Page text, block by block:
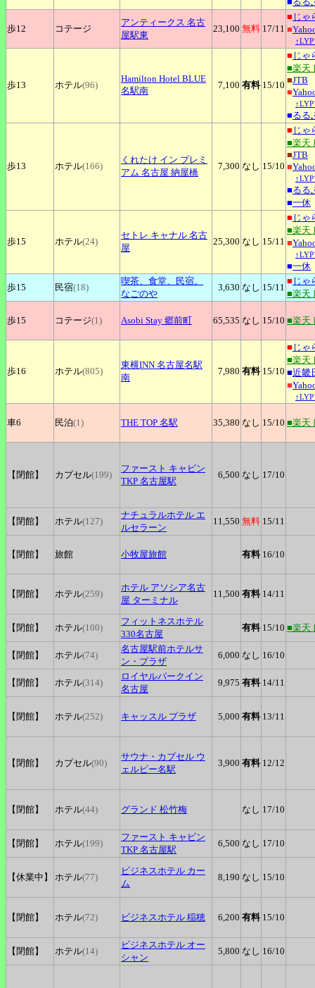
歩12 コテージ
アンティークス 名古
屋駅東
23,100 無料 17/11
■ じゃ
■
歩13 ホテル(96)
Hamilton Hotel BLUE
名駅南
7,100 有料 15/10
■ じゃ
■楽天
■JTB
■
■るる
歩13 ホテル(166)
くれたけ イン プレミ
アム 名古屋 納屋橋
7,300 なし 15/10
■ じゃ
■楽天
■JTB
■
■るる
■一休
歩15 ホテル(24)
セトレ キャナル 名古
屋
25,300 なし 15/11
■ じゃ
■楽天
■
■一休
歩15
民宿(18)
喫茶、食堂、民宿。
なごのや
3,630 なし 15/11
■ じゃ
■楽天
歩15 コテージ(1) Asobi Stay 郷前町 65,535 なし 15/10 ■楽天
歩16 ホテル(805)
東横INN 名古屋名駅
南
7,980 有料 15/10
■ じゃ
■楽天
■近畿
■
車6 民泊(1) THE TOP 名駅 35,380 なし 15/10 ■楽天
【閉館】 カプセル(199)
ファースト キャビン
TKP 名古屋駅
6,500 なし 17/10
【閉館】 ホテル(127)
ナチュラルホテル エ
ルセラーン
11,550 無料 15/11
【閉館】 旅館 小牧屋旅館 有料 16/10
【閉館】 ホテル(259)
ホテル アソシア名古
屋 ターミナル
11,500 有料 14/11
【閉館】 ホテル(100)
フィットネスホテル
330名古屋
有料 15/10 ■楽天
【閉館】 ホテル(74)
名古屋駅前ホテルサ
ン ・プラザ
6,000 なし 16/10
【閉館】 ホテル(314)
ロイヤルパークイン
名古屋
9,975 有料 14/11
【閉館】 ホテル(252) キャッスル プラザ 5,000 有料 13/11
【閉館】 カプセル(90)
サウナ ・カプセル ウ
ェルビー名駅
3,900 有料 12/12
【閉館】 ホテル(44) グランド 松竹梅 なし 17/10
【閉館】 ホテル(199)
ファースト キャビン
TKP 名古屋駅
6,500 なし 17/10
【休業中】 ホテル(77)
ビジネスホテル カー
ム
8,190 なし 15/10
【閉館】 ホテル(72) ビジネスホテル 稲穂 6,200 有料 15/10
【閉館】 ホテル(14)
ビジネスホテル オー
シャン
5,800 なし 16/10